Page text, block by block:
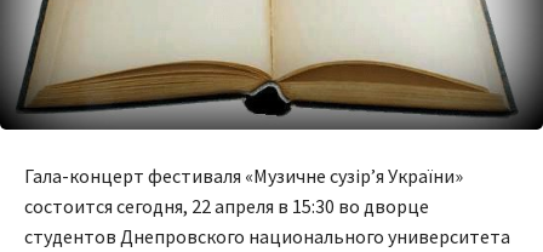
Гала-концерт фестиваля «Музичне сузір’я України»
состоится сегодня, 22 апреля в 15:30 во дворце
студентов Днепровского национального университета